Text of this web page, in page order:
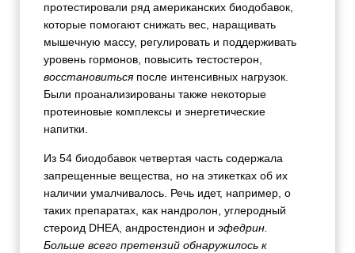
протестировали ряд американских биодобавок,
которые помогают снижать вес, наращивать
мышечную массу, регулировать и поддерживать
уровень гормонов, повысить тестостерон,
восстановиться после интенсивных нагрузок.
Были проанализированы также некоторые
протеиновые комплексы и энергетические
напитки.
Из 54 биодобавок четвертая часть содержала
запрещенные вещества, но на этикетках об их
наличии умалчивалось. Речь идет, например, о
таких препаратах, как нандролон, углеродный
стероид DHEA, андростендион и эфедрин.
Больше всего претензий обнаружилось к